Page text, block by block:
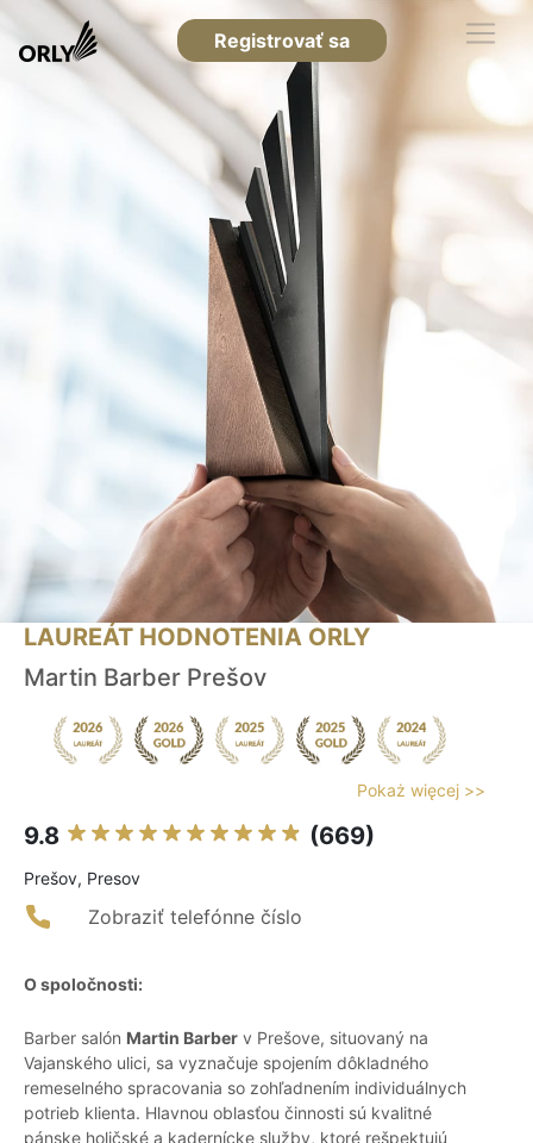
Registrovať sa
LAUREÁT HODNOTENIA ORLY
Martin Barber Prešov
Pokaż więcej >>
9.8 (669)
Prešov, Presov
Zobraziť telefónne číslo
O spoločnosti:
Barber salón Martin Barber v Prešove, situovaný na
Vajanského ulici, sa vyznačuje spojením dôkladného
remeselného spracovania so zohľadnením individuálnych
potrieb klienta. Hlavnou oblasťou činnosti sú kvalitné
pánske holičské a kadernícke služby, ktoré rešpektujú